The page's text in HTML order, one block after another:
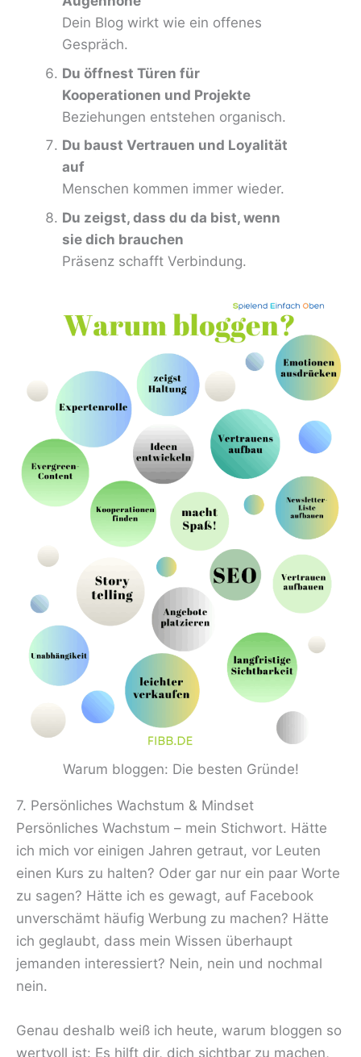
Dein Blog wirkt wie ein offenes
Gespräch.
Du öffnest Türen für
Kooperationen und Projekte
Beziehungen entstehen organisch.
Du baust Vertrauen und Loyalität
auf
Menschen kommen immer wieder.
Du zeigst, dass du da bist, wenn
sie dich brauchen
Präsenz schafft Verbindung.
Warum bloggen: Die besten Gründe!
7. Persönliches Wachstum & Mindset
Persönliches Wachstum – mein Stichwort. Hätte
ich mich vor einigen Jahren getraut, vor Leuten
einen Kurs zu halten? Oder gar nur ein paar Worte
zu sagen? Hätte ich es gewagt, auf Facebook
unverschämt häufig Werbung zu machen? Hätte
ich geglaubt, dass mein Wissen überhaupt
jemanden interessiert? Nein, nein und nochmal
nein.
Genau deshalb weiß ich heute, warum bloggen so
wertvoll ist: Es hilft dir, dich sichtbar zu machen,